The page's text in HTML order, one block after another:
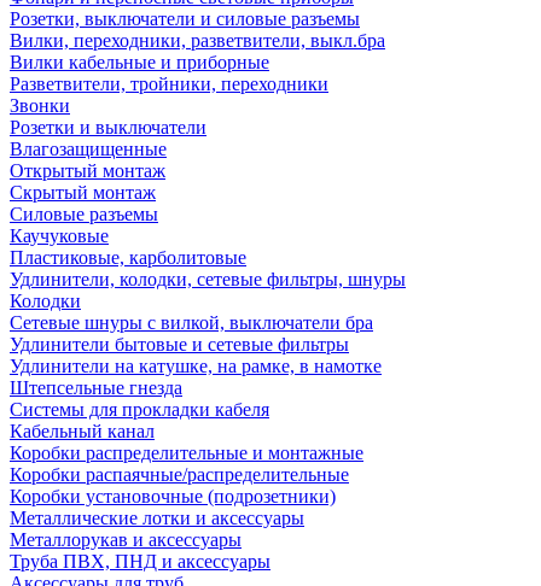
Розетки, выключатели и силовые разъемы
Вилки, переходники, разветвители, выкл.бра
Вилки кабельные и приборные
Разветвители, тройники, переходники
Звонки
Розетки и выключатели
Влагозащищенные
Открытый монтаж
Скрытый монтаж
Силовые разъемы
Каучуковые
Пластиковые, карболитовые
Удлинители, колодки, сетевые фильтры, шнуры
Колодки
Сетевые шнуры с вилкой, выключатели бра
Удлинители бытовые и сетевые фильтры
Удлинители на катушке, на рамке, в намотке
Штепсельные гнезда
Системы для прокладки кабеля
Кабельный канал
Коробки распределительные и монтажные
Коробки распаячные/распределительные
Коробки установочные (подрозетники)
Металлические лотки и аксессуары
Металлорукав и аксессуары
Труба ПВХ, ПНД и аксессуары